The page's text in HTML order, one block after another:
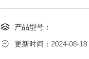
产品型号：
更新时间： 2024-08-18